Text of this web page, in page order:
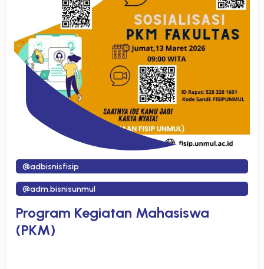
@adbisnisfisip
@adm.bisnisunmul
Program Kegiatan Mahasiswa
(PKM)